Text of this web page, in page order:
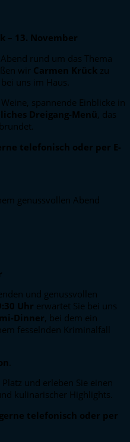
– 13. November
rund um das Thema
wir Carmen Krück zu
uns im Haus.
spannende Einblicke in
Dreigang-Menü, das
telefonisch oder per E-
genussvollen Abend
und genussvollen
Uhr erwartet Sie bei uns
Dinner, bei dem ein
fesselnden Kriminalfall
und erleben Sie einen
kulinarischer Highlights.
telefonisch oder per